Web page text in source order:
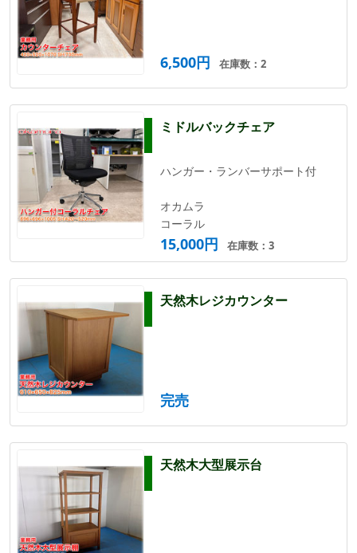
6,500円 在庫数：2
ミドルバックチェア
ハンガー・ランバーサポート付
オカムラ
コーラル
15,000円 在庫数：3
天然木レジカウンター
完売
天然木大型展示台